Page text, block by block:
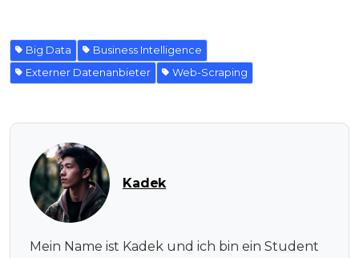
Big Data
Business Intelligence
Externer Datenanbieter
Web-Scraping
Kadek
Mein Name ist Kadek und ich bin ein Student